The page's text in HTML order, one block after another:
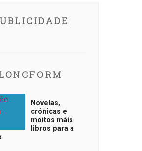
Novelas,
crónicas e
moitos máis
libros para a